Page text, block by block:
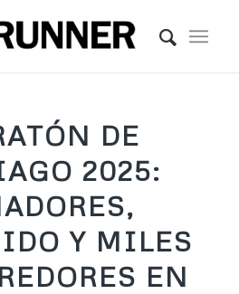
DE
2025:
Y MILES
EN